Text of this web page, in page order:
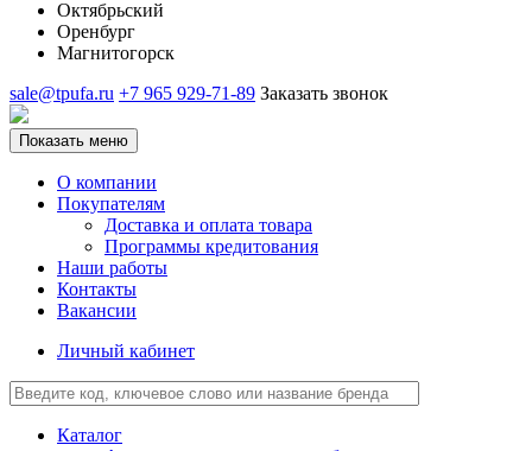
Октябрьский
Оренбург
Магнитогорск
sale@tpufa.ru +7 965 929-71-89 Заказать звонок
Показать меню
О компании
Покупателям
Доставка и оплата товара
Программы кредитования
Наши работы
Контакты
Вакансии
Личный кабинет
Каталог